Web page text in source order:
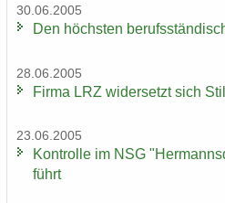
30.06.2005
Den höchs­ten
28.06.2005
Firma LRZ wi­der­setzt sich
23.06.2005
Kon­trol­le im NSG
führt